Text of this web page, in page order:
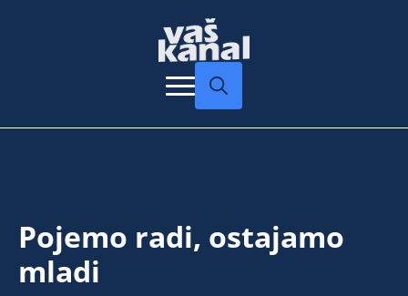
Pojemo radi, ostajamo
mladi